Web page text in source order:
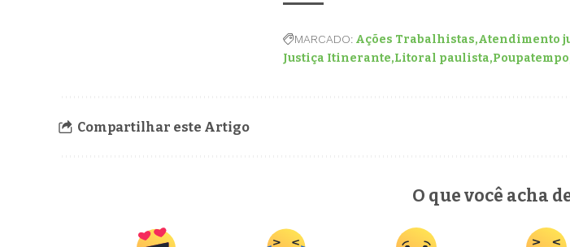
MARCADO: Ações Trabalhistas Atendimento
Justiça Itinerante Litoral paulista Poupatempo
Compartilhar este Artigo
O que você acha